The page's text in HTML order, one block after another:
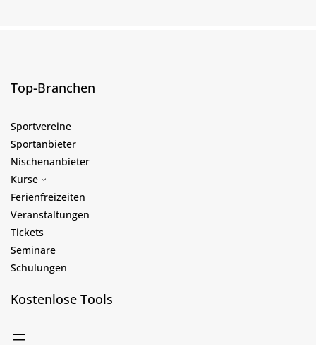
Top-Branchen
Sportvereine
Sportanbieter
Nischenanbieter
Kurse
Ferienfreizeiten
Veranstaltungen
Tickets
Seminare
Schulungen
Kostenlose Tools